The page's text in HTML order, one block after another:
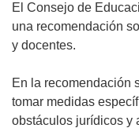
El Consejo de
una recomendación
y docentes.
En la recomendación
tomar medidas
obstáculos jurídicos y